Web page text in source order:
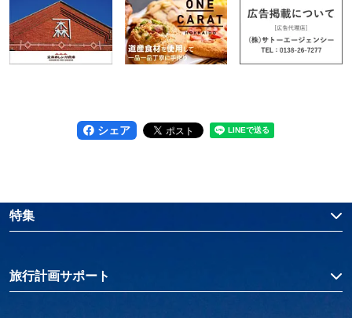
シェア
特集
旅行計画サポート